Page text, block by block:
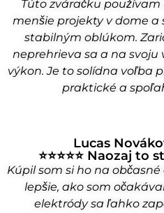
Túto zváračku
menšie projekty v dome
stabilným oblúkom.
neprehrieva sa a na
výkon. Je to solídna voľba
praktické a
Lucas
⭐⭐⭐⭐⭐ Naozaj
Kúpil som si ho na
lepšie, ako som
elektródy sa ľahko